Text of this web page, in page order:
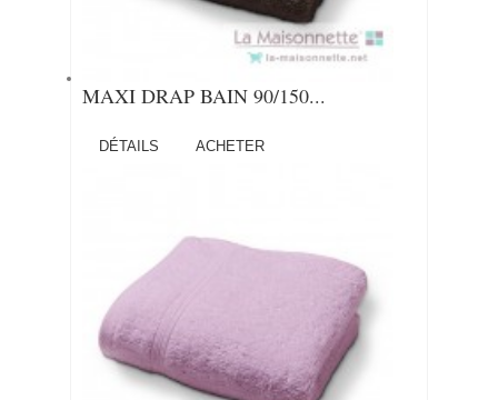
MAXI DRAP BAIN 90/150...
DÉTAILS ACHETER